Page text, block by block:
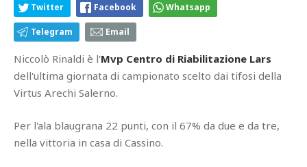
Twitter Facebook Whatsapp
Telegram Email
Niccolò Rinaldi è l'Mvp Centro di Riabilitazione Lars
dell'ultima giornata di campionato scelto dai tifosi della
Virtus Arechi Salerno.
Per l'ala blaugrana 22 punti, con il 67% da due e da tre,
nella vittoria in casa di Cassino.